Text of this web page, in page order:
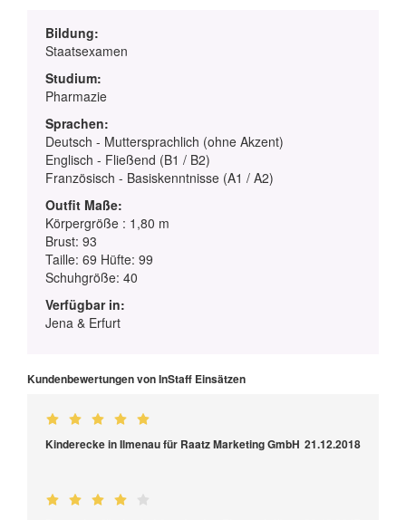
Bildung:
Staatsexamen
Studium:
Pharmazie
Sprachen:
Deutsch - Muttersprachlich (ohne Akzent)
Englisch - Fließend (B1 / B2)
Französisch - Basiskenntnisse (A1 / A2)
Outfit Maße:
Körpergröße : 1,80 m
Brust: 93
Taille: 69 Hüfte: 99
Schuhgröße: 40
Verfügbar in:
Jena & Erfurt
Kundenbewertungen von InStaff Einsätzen
Kinderecke in Ilmenau für Raatz Marketing GmbH 21.12.2018